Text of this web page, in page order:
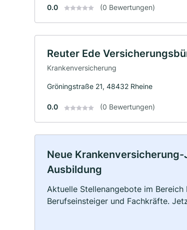
0.0 (0 Bewertungen)
Reuter Ede
Krankenversicherung
Gröningstraße 21, 48432 Rheine
0.0 (0 Bewertungen)
Neue Krankenversicherung-
Ausbildung
Aktuelle Stellenangebote im
Berufseinsteiger und Fachkräfte.